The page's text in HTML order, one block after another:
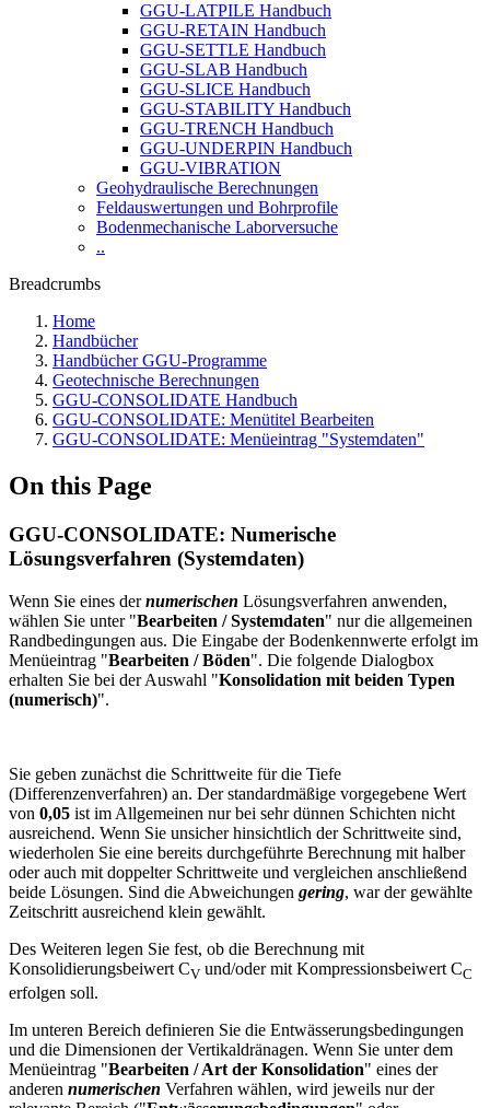
GGU-LATPILE Handbuch
GGU-RETAIN Handbuch
GGU-SETTLE Handbuch
GGU-SLAB Handbuch
GGU-SLICE Handbuch
GGU-STABILITY Handbuch
GGU-TRENCH Handbuch
GGU-UNDERPIN Handbuch
GGU-VIBRATION
Geohydraulische Berechnungen
Feldauswertungen und Bohrprofile
Bodenmechanische Laborversuche
..
Breadcrumbs
Home
Handbücher
Handbücher GGU-Programme
Geotechnische Berechnungen
GGU-CONSOLIDATE Handbuch
GGU-CONSOLIDATE: Menütitel Bearbeiten
GGU-CONSOLIDATE: Menüeintrag "Systemdaten"
On this Page
GGU-CONSOLIDATE: Numerische
Lösungsverfahren (Systemdaten)
Wenn Sie eines dernumerischen Lösungsverfahren anwenden,
wählen Sie unter "Bearbeiten / Systemdaten" nur die allgemeinen
Randbedingungen aus. Die Eingabe der Bodenkennwerte erfolgt im
Menüeintrag "Bearbeiten / Böden". Die folgende Dialogbox
erhalten Sie bei der Auswahl "Konsolidation mit beiden Typen
(numerisch)".
Sie geben zunächst die Schrittweite für die Tiefe
(Differenzenverfahren) an. Der standardmäßige vorgegebene Wert
von 0,05 ist im Allgemeinen nur bei sehr dünnen Schichten nicht
ausreichend. Wenn Sie unsicher hinsichtlich der Schrittweite sind,
wiederholen Sie eine bereits durchgeführte Berechnung mit halber
oder auch mit doppelter Schrittweite und vergleichen anschließend
beide Lösungen. Sind die Abweichungen gering, war der gewählte
Zeitschritt ausreichend klein gewählt.
Des Weiteren legen Sie fest, ob die Berechnung mit
Konsolidierungsbeiwert CV und/oder mit Kompressionsbeiwert CC
erfolgen soll.
Im unteren Bereich definieren Sie die Entwässerungsbedingungen
und die Dimensionen der Vertikaldränagen. Wenn Sie unter dem
Menüeintrag "Bearbeiten / Art der Konsolidation" eines der
anderen numerischen Verfahren wählen, wird jeweils nur der